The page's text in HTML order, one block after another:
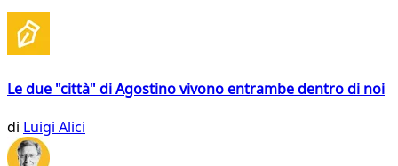
Le due "città" di Agostino vivono entrambe dentro di noi
di Luigi Alici